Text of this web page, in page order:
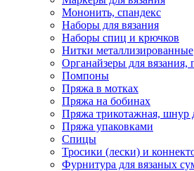
Мононить, спандекс
Наборы для вязания
Наборы спиц и крючков
Нитки металлизированные
Органайзеры для
Помпоны
Пряжа в мотках
Пряжа на бобинах
Пряжа трикотажная, шнур
Пряжа упаковками
Спицы
Тросики (лески) и
Фурнитура для вязаных